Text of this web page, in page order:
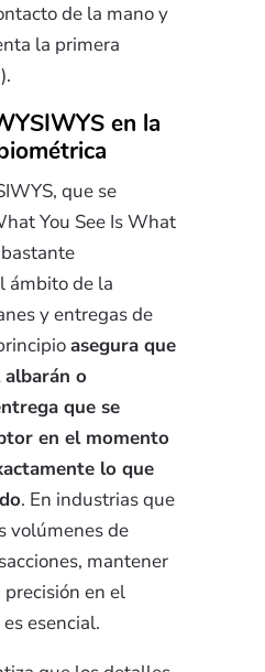
de la mano y
la primera
en la
que se
You See Is What
ámbito de la
y entregas de
asegura que
o
que se
en el momento
lo que
. En industrias que
volúmenes de
mantener
en el
esencial.